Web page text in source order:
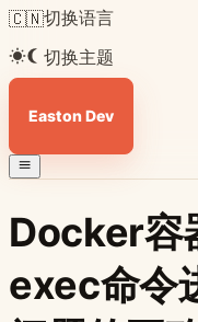
🇨🇳切换语言
切换主题
Easton Dev
Docker容
exec命令